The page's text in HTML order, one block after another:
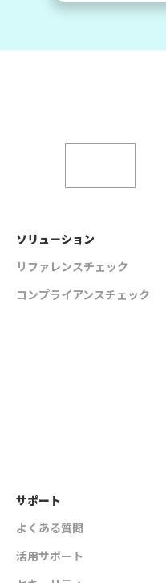
ソリューション
リファレンスチェック
コンプライアンスチェック
サポート
よくある質問
活用サポート